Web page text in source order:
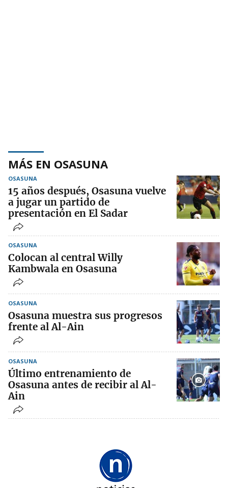
MÁS EN OSASUNA
OSASUNA
15 años después, Osasuna vuelve
a jugar un partido de
presentación en El Sadar
OSASUNA
Colocan al central Willy
Kambwala en Osasuna
OSASUNA
Osasuna muestra sus progresos
frente al Al-Ain
OSASUNA
Último entrenamiento de
Osasuna antes de recibir al Al-
Ain